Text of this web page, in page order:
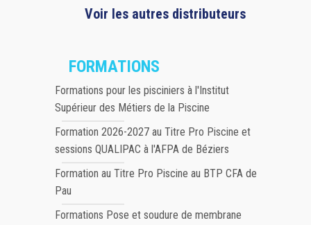
Voir les autres distributeurs
FORMATIONS
Formations pour les pisciniers à l'Institut
Supérieur des Métiers de la Piscine
Formation 2026-2027 au Titre Pro Piscine et
sessions QUALIPAC à l'AFPA de Béziers
Formation au Titre Pro Piscine au BTP CFA de
Pau
Formations Pose et soudure de membrane